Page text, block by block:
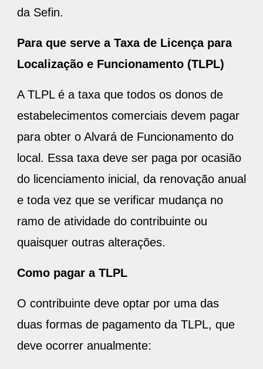
da Sefin.
Para que serve a Taxa de Licença para
Localização e Funcionamento (TLPL)
A TLPL é a taxa que todos os donos de
estabelecimentos comerciais devem pagar
para obter o Alvará de Funcionamento do
local. Essa taxa deve ser paga por ocasião
do licenciamento inicial, da renovação anual
e toda vez que se verificar mudança no
ramo de atividade do contribuinte ou
quaisquer outras alterações.
Como pagar a TLPL
O contribuinte deve optar por uma das
duas formas de pagamento da TLPL, que
deve ocorrer anualmente: